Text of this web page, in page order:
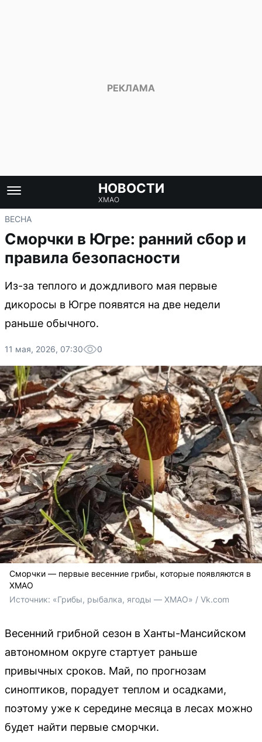
НОВОСТИ
ХМАО
ВЕСНА
Сморчки в Югре: ранний сбор и
правила безопасности
Из-за теплого и дождливого мая первые
дикоросы в Югре появятся на две недели
раньше обычного.
11 мая, 2026, 07:30 0
Сморчки — первые весенние грибы, которые появляются в
ХМАО
Источник: «Грибы, рыбалка, ягоды — ХМАО» / Vk.com
Весенний грибной сезон в Ханты-Мансийском
автономном округе стартует раньше
привычных сроков. Май, по прогнозам
синоптиков, порадует теплом и осадками,
поэтому уже к середине месяца в лесах можно
будет найти первые сморчки.